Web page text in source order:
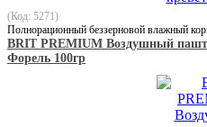
(Код: 5271)
Полнорационный беззерновой влажный
BRIT PREMIUM Воздушный
Форель 100гр